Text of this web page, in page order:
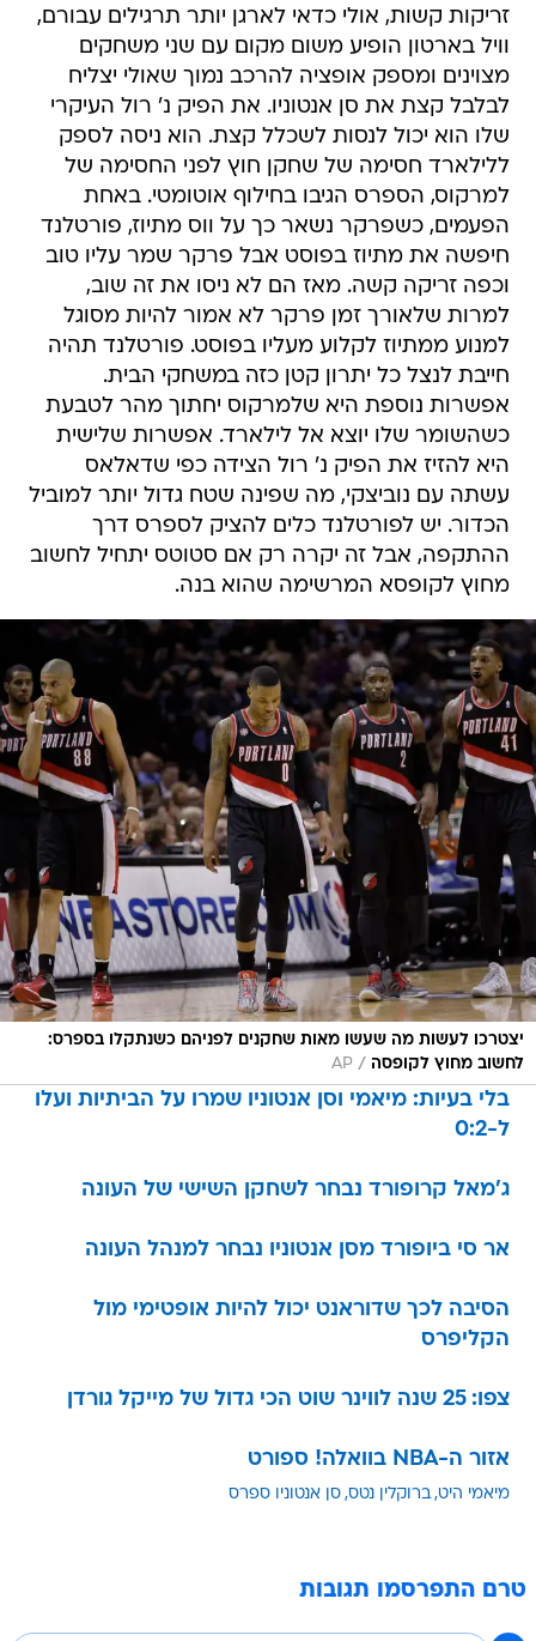
זריקות קשות, אולי כדאי לארגן יותר תרגילים עבורם,
וויל בארטון הופיע משום מקום עם שני משחקים
מצוינים ומספק אופציה להרכב נמוך שאולי יצליח
לבלבל קצת את סן אנטוניו. את הפיק נ' רול העיקרי
שלו הוא יכול לנסות לשכלל קצת. הוא ניסה לספק
ללילארד חסימה של שחקן חוץ לפני החסימה של
למרקוס, הספרס הגיבו בחילוף אוטומטי. באחת
הפעמים, כשפרקר נשאר כך על ווס מתיוז, פורטלנד
חיפשה את מתיוז בפוסט אבל פרקר שמר עליו טוב
וכפה זריקה קשה. מאז הם לא ניסו את זה שוב,
למרות שלאורך זמן פרקר לא אמור להיות מסוגל
למנוע ממתיוז לקלוע מעליו בפוסט. פורטלנד תהיה
חייבת לנצל כל יתרון קטן כזה במשחקי הבית.
אפשרות נוספת היא שלמרקוס יחתוך מהר לטבעת
כשהשומר שלו יוצא אל לילארד. אפשרות שלישית
היא להזיז את הפיק נ' רול הצידה כפי שדאלאס
עשתה עם נוביצקי, מה שפינה שטח גדול יותר למוביל
הכדור. יש לפורטלנד כלים להציק לספרס דרך
ההתקפה, אבל זה יקרה רק אם סטוטס יתחיל לחשוב
מחוץ לקופסא המרשימה שהוא בנה.
יצטרכו לעשות מה שעשו מאות שחקנים לפניהם כשנתקלו בספרס:
לחשוב מחוץ לקופסה /
AP
בלי בעיות: מיאמי וסן אנטוניו שמרו על הביתיות ועלו
ל-0:2
ג'מאל קרופורד נבחר לשחקן השישי של העונה
אר סי ביופורד מסן אנטוניו נבחר למנהל העונה
הסיבה לכך שדוראנט יכול להיות אופטימי מול
הקליפרס
צפו: 25 שנה לווינר שוט הכי גדול של מייקל גורדן
אזור ה-NBA בוואלה! ספורט
מיאמי היט ברוקלין נטס סן אנטוניו ספרס
טרם התפרסמו תגובות